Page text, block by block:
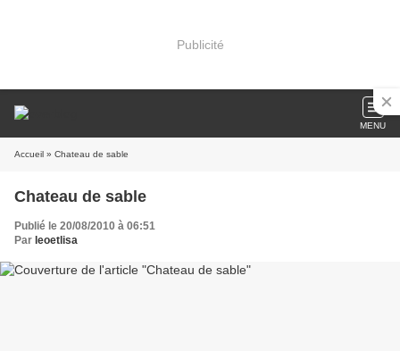
Publicité
MENU
Accueil » Chateau de sable
Chateau de sable
Publié le 20/08/2010 à 06:51
Par leoetlisa